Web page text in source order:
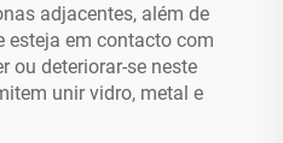
adjacentes, além de
esteja em contacto com
ou deteriorar-se neste
unir vidro, metal e